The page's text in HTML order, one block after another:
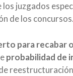
juzgados
de los concursos.
para recabar
probabilidad de